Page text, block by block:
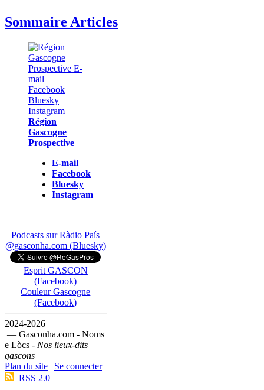
Sommaire Articles
Région
Gascogne
Prospective
E-mail
Facebook
Bluesky
Instagram
Podcasts sur Ràdio País
@gasconha.com (Bluesky)
Esprit GASCON
(Facebook)
Couleur Gascogne
(Facebook)
2024-2026
— Gasconha.com - Noms
e Lòcs - Nos lieux-dits
gascons
Plan du site | Se connecter|
RSS 2.0